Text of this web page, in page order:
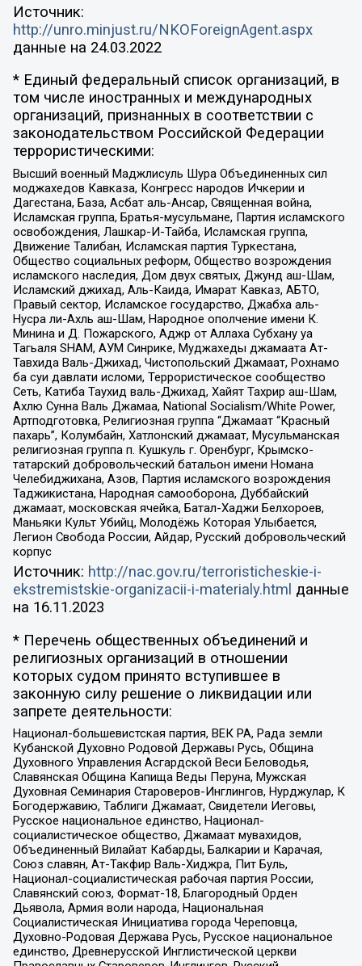
Источник:
http://unro.minjust.ru/NKOForeignAgent.aspx
данные на 24.03.2022
* Единый федеральный список организаций, в
том числе иностранных и международных
организаций, признанных в соответствии с
законодательством Российской Федерации
террористическими:
Высший военный Маджлисуль Шура Объединенных сил
моджахедов Кавказа, Конгресс народов Ичкерии и
Дагестана, База, Асбат аль-Ансар, Священная война,
Исламская группа, Братья-мусульмане, Партия исламского
освобождения, Лашкар-И-Тайба, Исламская группа,
Движение Талибан, Исламская партия Туркестана,
Общество социальных реформ, Общество возрождения
исламского наследия, Дом двух святых, Джунд аш-Шам,
Исламский джихад, Аль-Каида, Имарат Кавказ, АБТО,
Правый сектор, Исламское государство, Джабха аль-
Нусра ли-Ахль аш-Шам, Народное ополчение имени К.
Минина и Д. Пожарского, Аджр от Аллаха Субхану уа
Тагьаля SHAM, АУМ Синрике, Муджахеды джамаата Ат-
Тавхида Валь-Джихад, Чистопольский Джамаат, Рохнамо
ба суи давлати исломи, Террористическое сообщество
Сеть, Катиба Таухид валь-Джихад, Хайят Тахрир аш-Шам,
Ахлю Сунна Валь Джамаа, National Socialism/White Power,
Артподготовка, Религиозная группа “Джамаат “Красный
пахарь”, Колумбайн, Хатлонский джамаат, Мусульманская
религиозная группа п. Кушкуль г. Оренбург, Крымско-
татарский добровольческий батальон имени Номана
Челебиджихана, Азов, Партия исламского возрождения
Таджикистана, Народная самооборона, Дуббайский
джамаат, московская ячейка, Батал-Хаджи Белхороев,
Маньяки Культ Убийц, Молодёжь Которая Улыбается,
Легион Свобода России, Айдар, Русский добровольческий
корпус
Источник: http://nac.gov.ru/terroristicheskie-i-
ekstremistskie-organizacii-i-materialy.html данные
на 16.11.2023
* Перечень общественных объединений и
религиозных организаций в отношении
которых судом принято вступившее в
законную силу решение о ликвидации или
запрете деятельности:
Национал-большевистская партия, ВЕК РА, Рада земли
Кубанской Духовно Родовой Державы Русь, Община
Духовного Управления Асгардской Веси Беловодья,
Славянская Община Капища Веды Перуна, Мужская
Духовная Семинария Староверов-Инглингов, Нурджулар, К
Богодержавию, Таблиги Джамаат, Свидетели Иеговы,
Русское национальное единство, Национал-
социалистическое общество, Джамаат мувахидов,
Объединенный Вилайат Кабарды, Балкарии и Карачая,
Союз славян, Ат-Такфир Валь-Хиджра, Пит Буль,
Национал-социалистическая рабочая партия России,
Славянский союз, Формат-18, Благородный Орден
Дьявола, Армия воли народа, Национальная
Социалистическая Инициатива города Череповца,
Духовно-Родовая Держава Русь, Русское национальное
единство, Древнерусской Инглистической церкви